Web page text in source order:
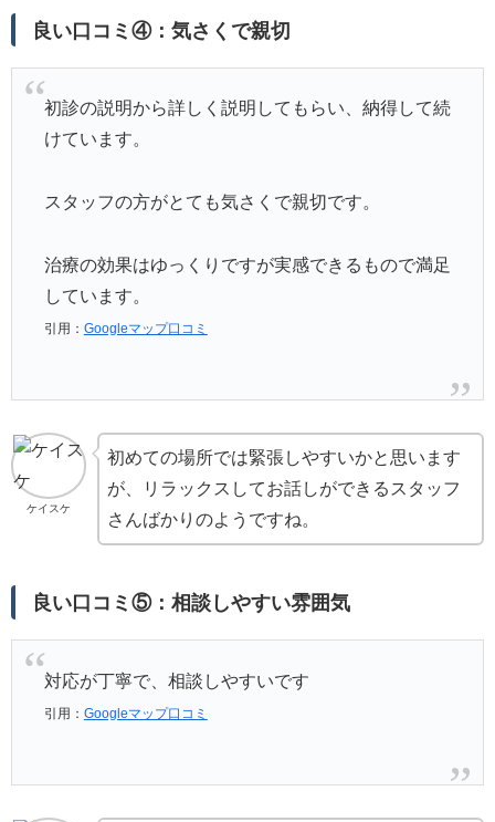
良い口コミ④：気さくで親切
初診の説明から詳しく説明してもらい、納得して続
けています。
スタッフの方がとても気さくで親切です。
治療の効果はゆっくりですが実感できるもので満足
しています。
引用： Googleマップ口コミ
ケイスケ
初めての場所では緊張しやすいかと思います
が、リラックスしてお話しができるスタッフ
さんばかりのようですね。
良い口コミ⑤：相談しやすい雰囲気
対応が丁寧で、相談しやすいです
引用： Googleマップ口コミ